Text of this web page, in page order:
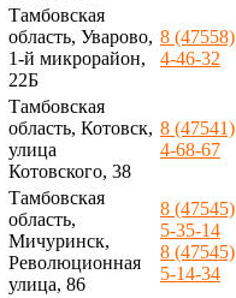
Тамбовская
область, Уварово,
1-й микрорайон,
22Б
8 (47558)
4-46-32
Тамбовская
область, Котовск,
улица
Котовского, 38
8 (47541)
4-68-67
Тамбовская
область,
Мичуринск,
Революционная
улица, 86
8 (47545)
5-35-14
8 (47545)
5-14-34